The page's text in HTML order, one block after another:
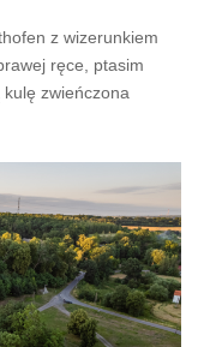
z wizerunkiem
ręce, ptasim
zwieńczona